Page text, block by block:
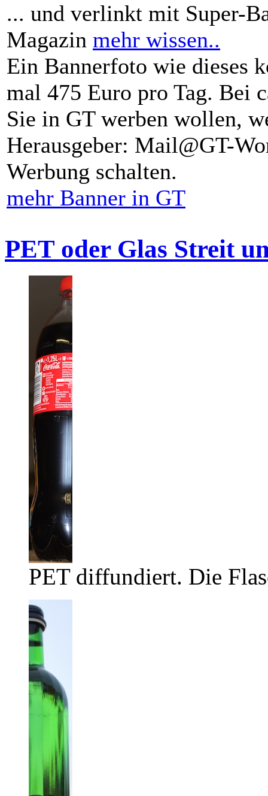
... und verlinkt mit Super-
Magazin mehr wissen..
Ein Bannerfoto wie dieses
mal 475 Euro pro Tag. Bei
Sie in GT werben wollen,
Herausgeber: Mail@GT-
Werbung schalten.
mehr Banner in GT
PET oder Glas Streit
PET diffundiert. Die